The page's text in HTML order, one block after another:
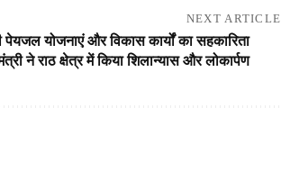
NEXT ARTICLE
पेयजल योजनाएं और विकास कार्यों का सहकारिता
ने राठ क्षेत्र में किया शिलान्यास और लोकार्पण